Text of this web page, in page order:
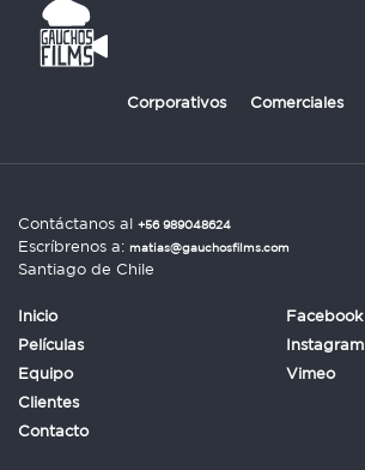
Corporativos Comerciales
Contáctanos al +56 989048624
Escríbrenos a: matias@gauchosfilms.com
Santiago de Chile
Inicio
Películas
Equipo
Clientes
Contacto
Facebook
Instagram
Vimeo